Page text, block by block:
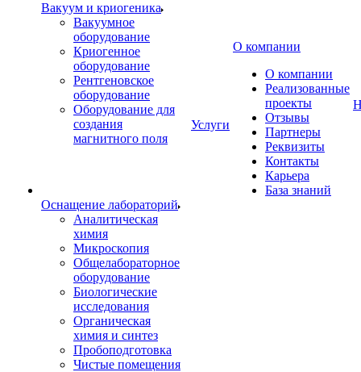
Вакуум и криогеника
Вакуумное
оборудование
Криогенное
оборудование
Рентгеновское
оборудование
Оборудование для
создания
магнитного поля
Оснащение лабораторий
Аналитическая
химия
Микроскопия
Общелабораторное
оборудование
Биологические
исследования
Органическая
химия и синтез
Пробоподготовка
Чистые помещения
Услуги
О компании
О компании
Реализованные
проекты
Отзывы
Партнеры
Реквизиты
Контакты
Карьера
База знаний